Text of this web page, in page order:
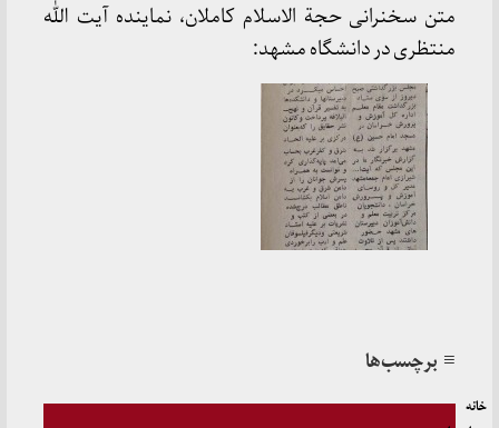
متن سخنرانی حجة الاسلام کاملان، نماینده آیت الله
منتظری در دانشگاه مشهد:
≡ برچسب‌ها
خانه